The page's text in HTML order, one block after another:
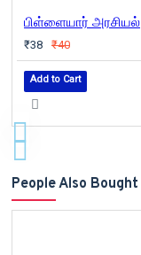
பிள்ளையார் அரசியல்
₹38 ₹40
Add to Cart
People Also Bought